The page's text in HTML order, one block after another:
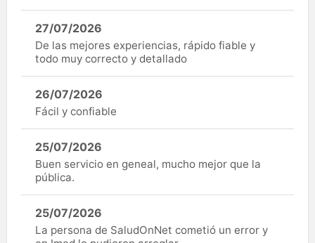
27/07/2026
De las mejores experiencias, rápido fiable y
todo muy correcto y detallado
26/07/2026
Fácil y confiable
25/07/2026
Buen servicio en geneal, mucho mejor que la
pública.
25/07/2026
La persona de SaludOnNet cometió un error y